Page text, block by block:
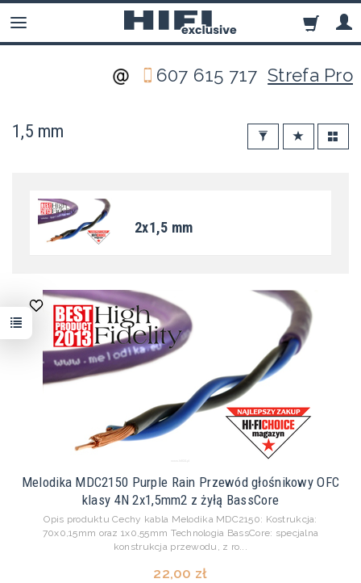
607 615 717Strefa Pro
1,5 mm
2x1,5 mm
Melodika MDC2150 Purple Rain Przewód głośnikowy OFC
klasy 4N 2x1,5mm2 z żyłą BassCore
Opis produktu Cechy kabla Melodika MDC2150: Kostrukcja:
70x0,15mm oraz 1x0,55mm Technologia BassCore: specjalna
konstrukcja przewodu, z ro...
22,00 zł